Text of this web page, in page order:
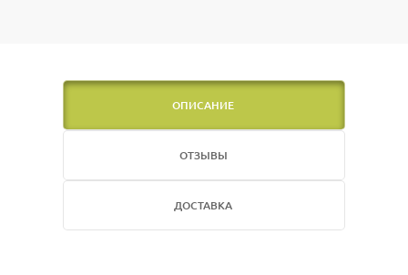
ОПИСАНИЕ
ОТЗЫВЫ
ДОСТАВКА